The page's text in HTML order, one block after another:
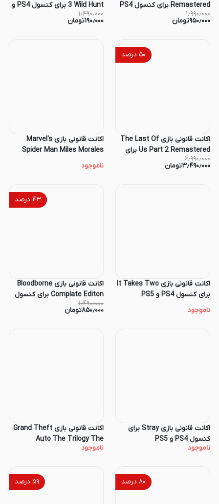
Remastered برای کنسول PS4
و PS5
۱٫۹۹۰٫۰۰۰
۹۵۰٫۰۰۰تومان
3 Wild Hunt برای کنسول PS4 و
PS5
۱٫۴۹۰٫۰۰۰
۱۹۰٫۰۰۰تومان
۵۰درصد
اکانت قانونی بازی The Last Of
Us Part 2 Remastered برای
کنسول PS5
۶٫۹۹۰٫۰۰۰
۳٫۴۹۰٫۰۰۰تومان
اکانت قانونی بازی Marvel's
Spider Man Miles Morales
برای کنسول PS4 و PS5
ناموجود
اکانت قانونی بازی It Takes Two
برای کنسول PS4 و PS5
ناموجود
۴۳ درصد
اکانت قانونی بازی Bloodborne
Complate Editon برای کنسول
PS4 و PS5
۱٫۴۹۰٫۰۰۰
۸۵۰٫۰۰۰تومان
اکانت قانونی بازی Stray برای
کنسول PS4 و PS5
ناموجود
اکانت قانونی بازی Grand Theft
Auto The Trilogy The
ناموجود
۸۰درصد ۵۹ درصد